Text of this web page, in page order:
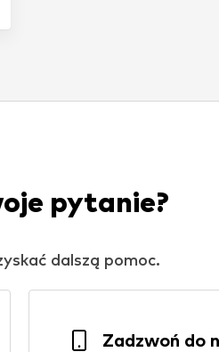
pytanie?
dalszą pomoc.
Zadzwoń do